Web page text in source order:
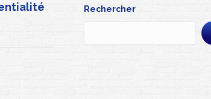
Rechercher